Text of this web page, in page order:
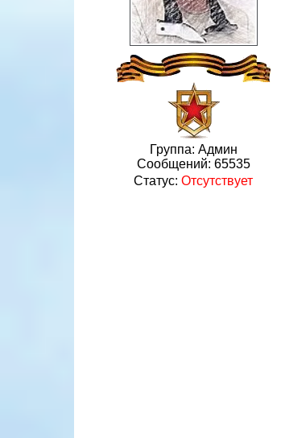
Группа: Админ
Сообщений: 65535
Статус: Отсутствует